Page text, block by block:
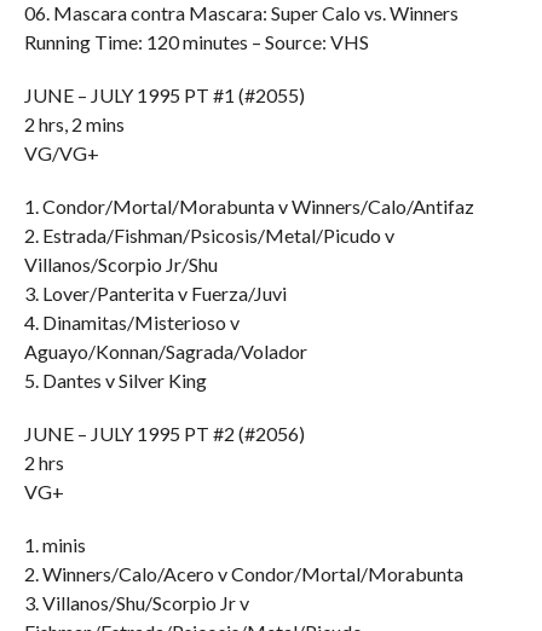
06. Mascara contra Mascara: Super Calo vs. Winners
Running Time: 120 minutes – Source: VHS
JUNE – JULY 1995 PT #1 (#2055)
2 hrs, 2 mins
VG/VG+
1. Condor/Mortal/Morabunta v Winners/Calo/Antifaz
2. Estrada/Fishman/Psicosis/Metal/Picudo v
Villanos/Scorpio Jr/Shu
3. Lover/Panterita v Fuerza/Juvi
4. Dinamitas/Misterioso v
Aguayo/Konnan/Sagrada/Volador
5. Dantes v Silver King
JUNE – JULY 1995 PT #2 (#2056)
2 hrs
VG+
1. minis
2. Winners/Calo/Acero v Condor/Mortal/Morabunta
3. Villanos/Shu/Scorpio Jr v